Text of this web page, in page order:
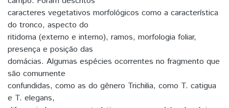
caracteres vegetativos morfológicos como a característica
do tronco, aspecto do
ritidoma (externo e interno), ramos, morfologia foliar,
presença e posição das
domácias. Algumas espécies ocorrentes no fragmento que
são comumente
confundidas, como as do gênero Trichilia, como T. catigua
e T. elegans,